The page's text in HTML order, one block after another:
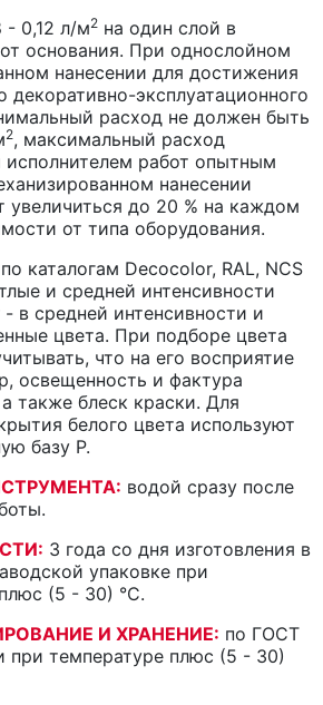
- 0,12 л/м2 на один слой в
основания. При однослойном
нанесении для достижения
декоративно-эксплуатационного
расход не должен быть
2, максимальный расход
исполнителем работ опытным
нанесении
увеличиться до 20 % на каждом
от типа оборудования.
по каталогам Decocolor, RAL, NCS
и средней интенсивности
- в средней интенсивности и
цвета. При подборе цвета
что на его восприятие
освещенность и фактура
также блеск краски. Для
белого цвета используют
базу P.
водой сразу после
3 года со дня изготовления в
упаковке при
(5 - 30) °С.
И ХРАНЕНИЕ: по ГОСТ
при температуре плюс (5 - 30)